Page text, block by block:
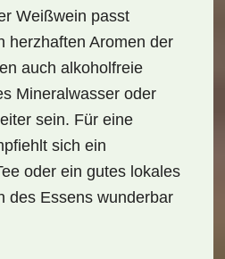
Weißwein passt
herzhaften Aromen der
auch alkoholfreie
Mineralwasseroder
sein. Für eine
sich ein
oder ein gutes lokales
des Essens wunderbar